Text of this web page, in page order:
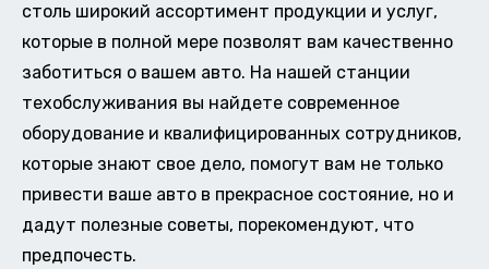
столь широкий ассортимент продукции и услуг,
которые в полной мере позволят вам качественно
заботиться о вашем авто. На нашей станции
техобслуживания вы найдете современное
оборудование и квалифицированных сотрудников,
которые знают свое дело, помогут вам не только
привести ваше авто в прекрасное состояние, но и
дадут полезные советы, порекомендуют, что
предпочесть.